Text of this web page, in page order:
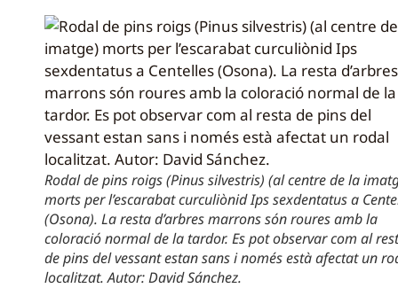
Rodal de pins roigs (Pinus silvestris) (al centre de la
morts per l’escarabat curculiònid Ips sexdentatus a
(Osona). La resta d’arbres marrons són roures amb la
coloració normal de la tardor. Es pot observar com al
de pins del vessant estan sans i només està afectat un
localitzat. Autor: David Sánchez.